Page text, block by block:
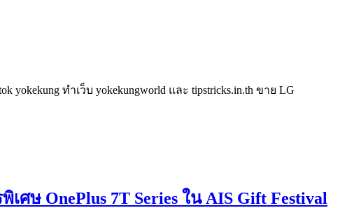
ทำเว็บ yokekungworld และ tipstricks.in.th ขาย LG
ศษ OnePlus 7T Series ใน AIS Gift Festival